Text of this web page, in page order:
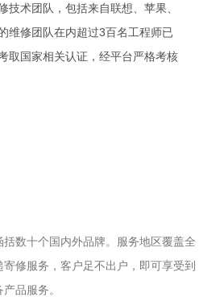
技术团队，包括来自联想、苹果、
维修团队在内超过3百名工程师已
取国家相关认证，经平台严格考核
括数十个国内外品牌。服务地区覆盖全
修服务，客户足不出户，即可享受到
品服务。